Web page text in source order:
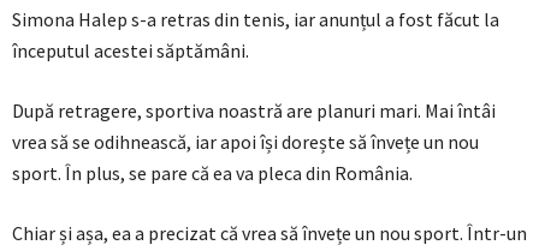
Simona Halep s-a retras din tenis, iar anunțul a fost făcut la
începutul acestei săptămâni.
După retragere, sportiva noastră are planuri mari. Mai întâi
vrea să se odihnească, iar apoi își dorește să învețe un nou
sport. În plus, se pare că ea va pleca din România.
Chiar și așa, ea a precizat că vrea să învețe un nou sport. Într-un